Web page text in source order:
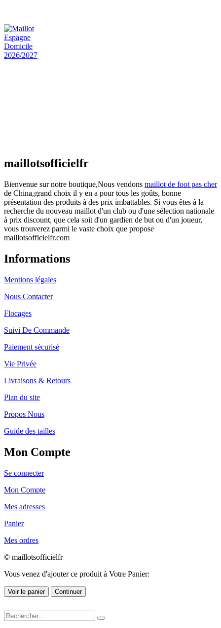
maillotsofficielfr
Bienvenue sur notre boutique,Nous vendons maillot de foot pas cher
de China,grand choix il y en a pour tous les goûts, bonne
présentation des produits à des prix imbattables. Si vous êtes à la
recherche du nouveau maillot d'un club ou d'une sélection nationale
à prix discount, que cela soit d'un gardien de but ou d'un joueur,
vous trouverez parmi le vaste choix que propose
maillotsofficielfr.com
Informations
Mentions légales
Nous Contacter
Flocages
Suivi De Commande
Paiement sécurisé
Vie Privée
Livraisons & Retours
Plan du site
Propos Nous
Guide des tailles
Mon Compte
Se connecter
Mon Compte
Mes adresses
Panier
Mes ordres
© maillotsofficielfr
Vous venez d'ajouter ce produit à Votre Panier:
Voir le panier Continuer